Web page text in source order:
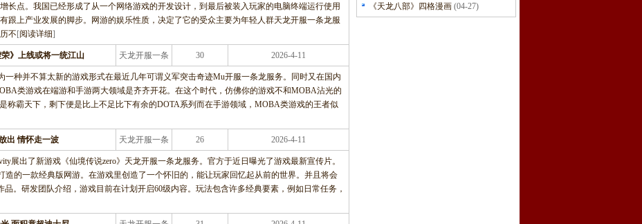
长点。我国已经形成了从一个网络游戏的开发设计，到最后被装入玩家的电脑终端运行使用
跟上产业发展的脚步。网游的娱乐性质，决定了它的受众主要为年轻人群天龙开服一条龙服
不 [阅读详细]
》上线或将一统江山 天龙开服一条
龙服务
30 2026-4-11
种并不算太新的游戏形式在最近几年可谓义军突击奇迹Mu开服一条龙服务。同时又在国内
类游戏在端游和手游两大领域是齐齐开花。在这个时代，仿佛你的游戏不和MOBA沾光的
称霸天下，剩下便是比上不足比下有余的DOTA系列而在手游领域，MOBA类游戏的王者似
出 情怀走一波 天龙开服一条
龙服务
26 2026-4-11
展出了新游戏《仙境传说zero》天龙开服一条龙服务。官方于近日曝光了游戏最新宣传片。
造的一款经典版网游。在游戏里创造了一个怀旧的，能让玩家回忆起从前的世界。并且将会
。研发团队介绍，游戏目前在计划开启60级内容。玩法包含许多经典要素，例如日常任务，
《天龙八部》四格漫画 (04-27)